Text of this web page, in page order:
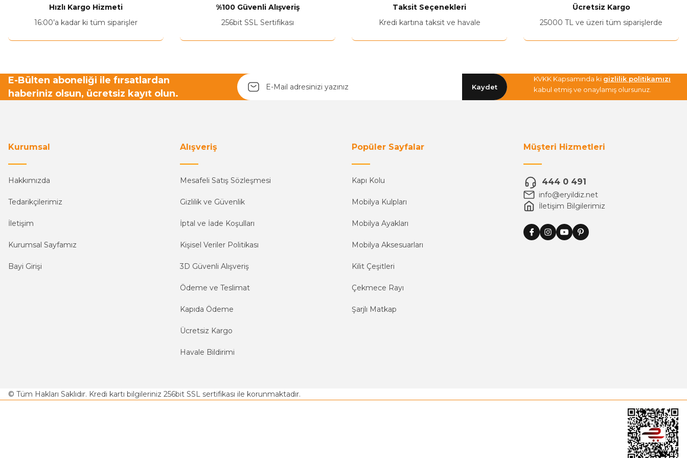
Hızlı Kargo Hizmeti
16:00’a kadar ki tüm siparişler
%100 Güvenli Alışveriş
256bit SSL Sertifikası
Taksit Seçenekleri
Kredi kartına taksit ve havale
Ücretsiz Kargo
25000 TL ve üzeri tüm siparişlerde
E-Bülten aboneliği ile fırsatlardan
haberiniz olsun, ücretsiz kayıt olun.
Kaydet
KVKK Kapsamında ki gizlilik politikamızı
kabul etmiş ve onaylamış olursunuz.
Kurumsal
Hakkımızda
Tedarikçilerimiz
İletişim
Kurumsal Sayfamız
Bayi Girişi
Alışveriş
Mesafeli Satış Sözleşmesi
Gizlilik ve Güvenlik
İptal ve İade Koşulları
Kişisel Veriler Politikası
3D Güvenli Alışveriş
Ödeme ve Teslimat
Kapıda Ödeme
Ücretsiz Kargo
Havale Bildirimi
Popüler Sayfalar
Kapı Kolu
Mobilya Kulpları
Mobilya Ayakları
Mobilya Aksesuarları
Kilit Çeşitleri
Çekmece Rayı
Şarjlı Matkap
Müşteri Hizmetleri
444 0 491
info@eryildiz.net
İletişim Bilgilerimiz
© Tüm Hakları Saklıdır. Kredi kartı bilgileriniz 256bit SSL sertifikası ile korunmaktadır.